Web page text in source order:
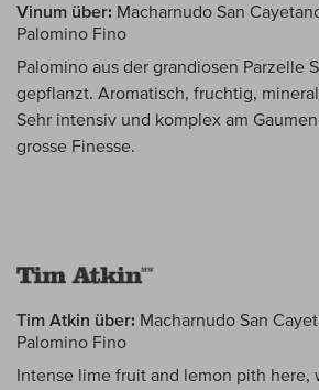
Vinum über: Macharnudo San
Palomino Fino
Palomino aus der grandiosen Parzelle
gepflanzt. Aromatisch, fruchtig,
Sehr intensiv und komplex am
grosse Finesse.
Tim Atkin über: Macharnudo San
Palomino Fino
Intense lime fruit and lemon pith here,